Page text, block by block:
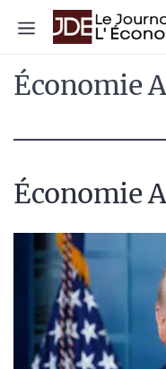
Menu
Économie
Économie